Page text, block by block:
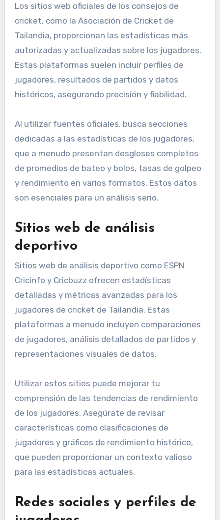
Los sitios web oficiales de los consejos de
cricket, como la Asociación de Cricket de
Tailandia, proporcionan las estadísticas más
autorizadas y actualizadas sobre los jugadores.
Estas plataformas suelen incluir perfiles de
jugadores, resultados de partidos y datos
históricos, asegurando precisión y fiabilidad.
Al utilizar fuentes oficiales, busca secciones
dedicadas a las estadísticas de los jugadores,
que a menudo presentan desgloses completos
de promedios de bateo y bolos, tasas de golpeo
y rendimiento en varios formatos. Estos datos
son esenciales para un análisis serio.
Sitios web de análisis
deportivo
Sitios web de análisis deportivo como ESPN
Cricinfo y Cricbuzz ofrecen estadísticas
detalladas y métricas avanzadas para los
jugadores de cricket de Tailandia. Estas
plataformas a menudo incluyen comparaciones
de jugadores, análisis detallados de partidos y
representaciones visuales de datos.
Utilizar estos sitios puede mejorar tu
comprensión de las tendencias de rendimiento
de los jugadores. Asegúrate de revisar
características como clasificaciones de
jugadores y gráficos de rendimiento histórico,
que pueden proporcionar un contexto valioso
para las estadísticas actuales.
Redes sociales y perfiles de